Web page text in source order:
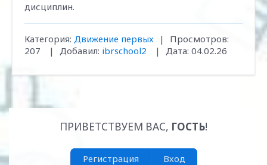
дисциплин.
Категория: Движение первых |
Просмотров:
207
| Добавил: ibrschool2 | Дата: 04.02.26
ПРИВЕТСТВУЕМ ВАС, ГОСТЬ!
Регистрация Вход